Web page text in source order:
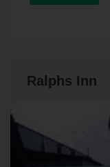
Ralphs Inn